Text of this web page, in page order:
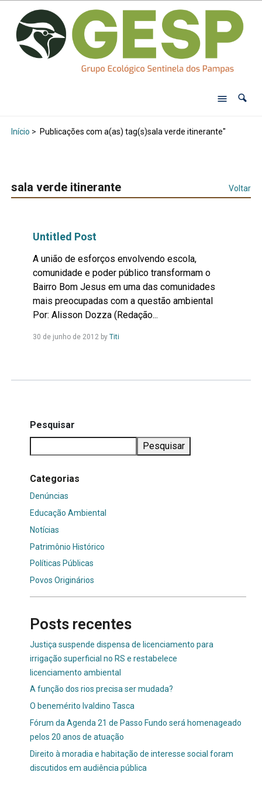
Início > Publicações com a(as) tag(s)sala verde itinerante"
sala verde itinerante Voltar
Untitled Post
A união de esforços envolvendo escola,
comunidade e poder público transformam o
Bairro Bom Jesus em uma das comunidades
mais preocupadas com a questão ambiental
Por: Alisson Dozza (Redação...
30 de junho de 2012 by TitiLeia
Pesquisar
Pesquisar
Categorias
Denúncias
Educação Ambiental
Notícias
Patrimônio Histórico
Políticas Públicas
Povos Originários
Posts recentes
Justiça suspende dispensa de licenciamento para
irrigação superficial no RS e restabelece
licenciamento ambiental
A função dos rios precisa ser mudada?
O benemérito Ivaldino Tasca
Fórum da Agenda 21 de Passo Fundo será homenageado
pelos 20 anos de atuação
Direito à moradia e habitação de interesse social foram
discutidos em audiência pública